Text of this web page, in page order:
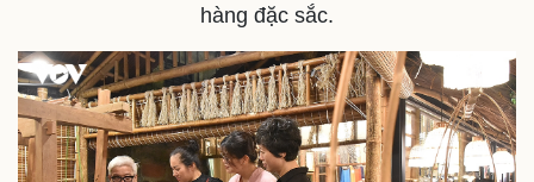
Tỷ giá
Giá cà phê
hàng đặc sắc.